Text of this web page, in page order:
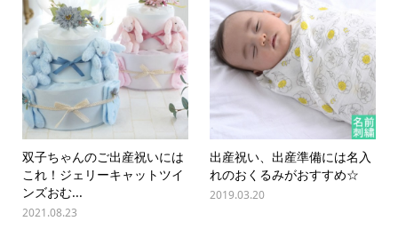
双子ちゃんのご出産祝いには
これ！ジェリーキャットツイ
ンズおむ...
2021.08.23
出産祝い、出産準備には名入
れのおくるみがおすすめ☆
2019.03.20